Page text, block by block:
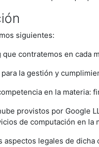
siguientes:
contratemos en cada
la gestión y
en la materia:
provistos por Google
de computación en la
legales de